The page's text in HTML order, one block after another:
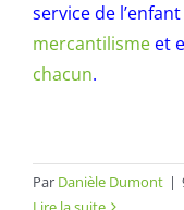
service de
mercantilisme et
chacun.
Par Danièle Dumont |